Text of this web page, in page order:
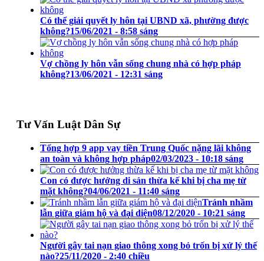
Có thể giải quyết ly hôn tại UBND xã, phường được
không?15/06/2021 - 8:58 sáng
Vợ chồng ly hôn vẫn sống chung nhà có hợp pháp
không?13/06/2021 - 12:31 sáng
Tư Vấn Luật Dân Sự
Tổng hợp 9 app vay tiền Trung Quốc nặng lãi không
an toàn và không hợp pháp02/03/2023 - 10:18 sáng
Con có được hưởng di sản thừa kế khi bị cha mẹ từ
mặt không?04/06/2021 - 11:40 sáng
Tránh nhầm
lẫn giữa giám hộ và đại diện08/12/2020 - 10:21 sáng
Người gây tai nạn giao thông xong bỏ trốn bị xử lý thế
nào?25/11/2020 - 2:40 chiều